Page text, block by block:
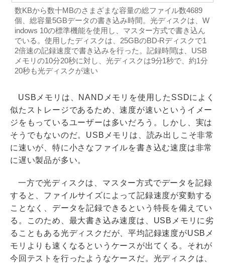
数KBから数十MBのさまざまな容量の総ファイル数4689
個、総容量5GBデータの書き込み時間。光ディスクは、W
indows 10の標準機能を使用し、マスター方式で書き込ん
でいる。使用したディスクは、25GBのBD-Rディスクで1
2倍速の記録速度で書き込みを行った。記録時間は、USB
メモリの10分20秒に対し、光ディスクは9分1秒で、約1分
20秒も光ディスクが速い
USBメモリは、NANDメモリを使用したSSDによく
似たストレージであるため、速度が速いというイメー
ジをもっているユーザーは多いだろう。しかし、実は
そうでもないのだ。USBメモリは、読み出しこそ非常
に速いが、特に小さなファイルを書き込む速度は非常
に遅い製品が多い。
一方で光ディスクは、マスター方式でデータを記録
すると、ファイルサイズによって記録速度が変動する
ことなく、データを記録できるという特長を備えてい
る。このため、最大書き込み速度は、USBメモリに劣
ることもある光ディスクだが、平均記録速度がUSBメ
モリよりも速くなるというケースが出てくる。それが
今回テストを行ったようなケースだ。光ディスクは、